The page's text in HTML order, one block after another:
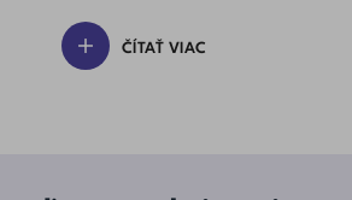
ČÍTAŤ VIAC